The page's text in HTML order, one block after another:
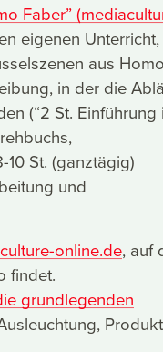
Faber”
eigenen Unterricht,
aus
in der die
(“2 St. Einführung
St. (ganztägig)
und
online.de, auf
findet.
grundlegenden